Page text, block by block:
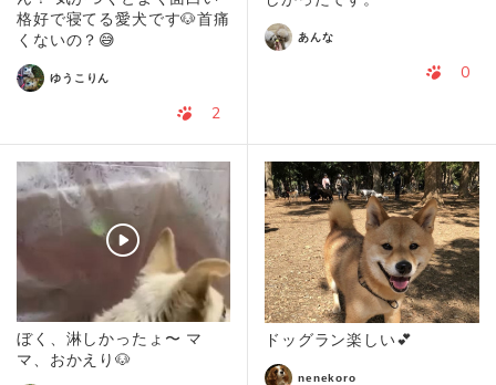
格好で寝てる愛犬です🐶首痛
くないの？😅
ゆうこりん
2
あんな
0
ぼく、淋しかったょ〜 マ
マ、おかえり🐶
ドッグラン楽しい💕
nenekoro